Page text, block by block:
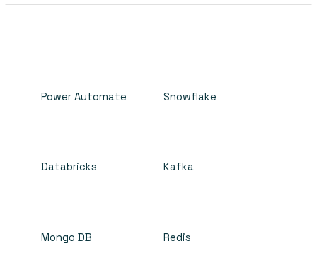
Power Automate Snowflake
Databricks Kafka
Mongo DB Redis